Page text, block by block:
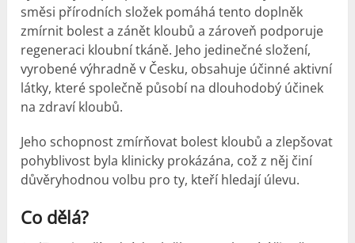
směsi přírodních složek pomáhá tento doplněk
zmírnit bolest a zánět kloubů a zároveň podporuje
regeneraci kloubní tkáně. Jeho jedinečné složení,
vyrobené výhradně v Česku, obsahuje účinné aktivní
látky, které společně působí na dlouhodobý účinek
na zdraví kloubů.
Jeho schopnost zmírňovat bolest kloubů a zlepšovat
pohyblivost byla klinicky prokázána, což z něj činí
důvěryhodnou volbu pro ty, kteří hledají úlevu.
Co dělá?